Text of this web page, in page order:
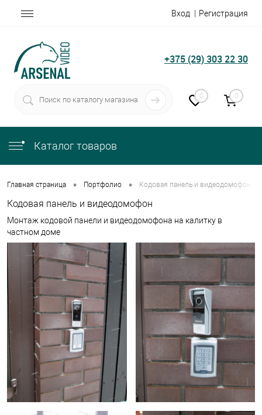
Вход Регистрация
+375 (29) 303 22 30
0 0
Каталог товаров
Главная страница • Портфолио • Кодовая панель и видеодомофон
Кодовая панель и видеодомофон
Монтаж кодовой панели и видеодомофона на калитку в
частном доме